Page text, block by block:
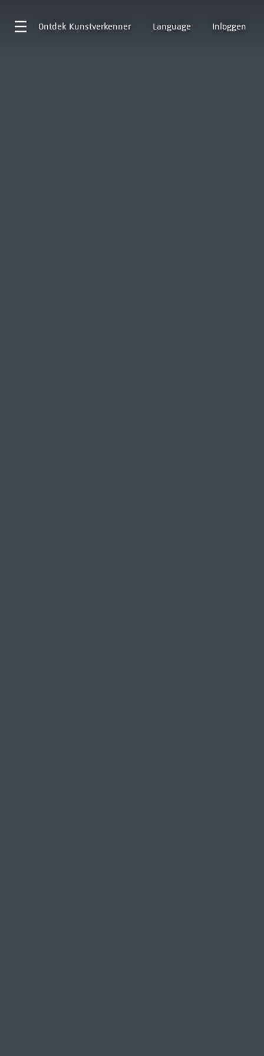
Ontdek Kunstverkenner Language Inloggen